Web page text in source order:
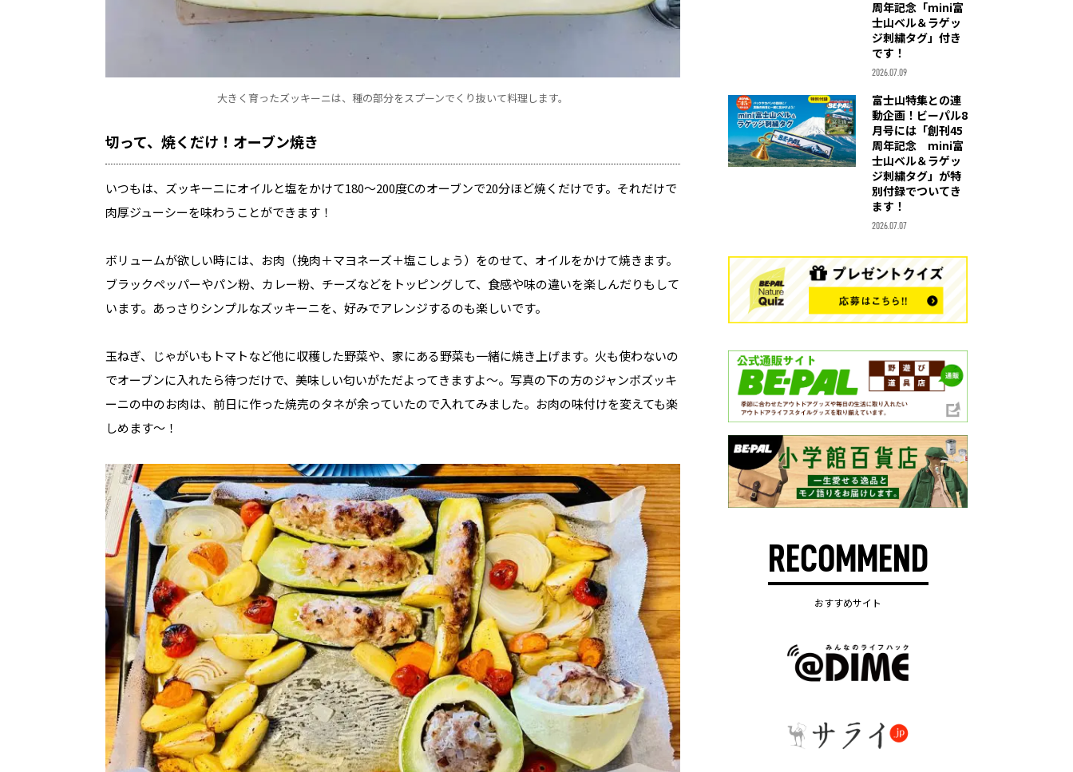
大きく育ったズッキーニは、種の部分をスプーンでくり抜いて料理します。
切って、焼くだけ！オーブン焼き
いつもは、ズッキーニにオイルと塩をかけて180〜200度Cのオーブンで20分ほど焼くだけです。それだけで
肉厚ジューシーを味わうことができます！
ボリュームが欲しい時には、お肉（挽肉＋マヨネーズ＋塩こしょう）をのせて、オイルをかけて焼きます。
ブラックペッパーやパン粉、カレー粉、チーズなどをトッピングして、食感や味の違いを楽しんだりもして
います。あっさりシンプルなズッキーニを、好みでアレンジするのも楽しいです。
玉ねぎ、じゃがいもトマトなど他に収穫した野菜や、家にある野菜も一緒に焼き上げます。火も使わないの
でオーブンに入れたら待つだけで、美味しい匂いがただよってきますよ〜。写真の下の方のジャンボズッキ
ーニの中のお肉は、前日に作った焼売のタネが余っていたので入れてみました。お肉の味付けを変えても楽
しめます〜！
周年記念「mini富
士山ベル＆ラゲッ
ジ刺繍タグ」付き
です！
2026.07.09
富士山特集との連
動企画！ビーパル8
月号には「創刊45
周年記念 mini富
士山ベル＆ラゲッ
ジ刺繍タグ」が特
別付録でついてき
ます！
2026.07.07
RECOMMEND
おすすめサイト